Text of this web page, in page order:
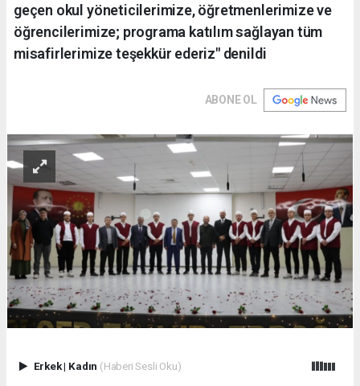
geçen okul yöneticilerimize, öğretmenlerimize ve
öğrencilerimize; programa katılım sağlayan tüm
misafirlerimize teşekkür ederiz" denildi
ABONE OL
Erkek| Kadın (Haberi Sesli Oku)